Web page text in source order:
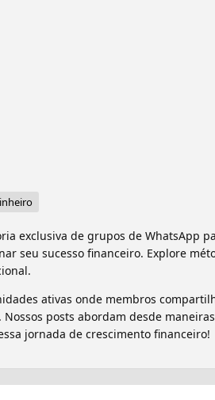
exclusiva de grupos de WhatsApp
seu sucesso financeiro. Explore
ativas onde membros
posts abordam desde
jornada de crescimento financeiro!